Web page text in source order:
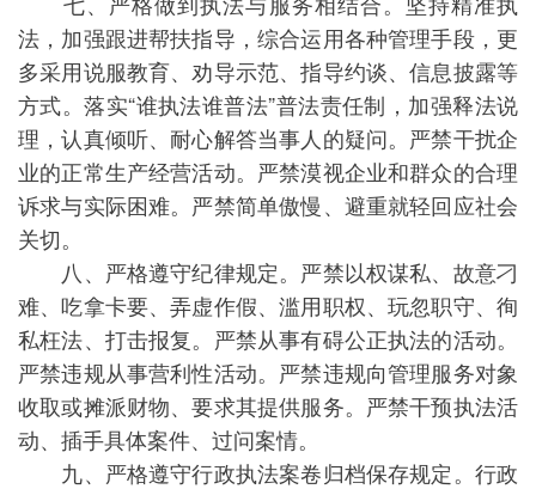
法，加强跟进帮扶指导，综合运用各种管理手段，更
多采用说服教育、劝导示范、指导约谈、信息披露等
方式。落实“谁执法谁普法”普法责任制，加强释法说
理，认真倾听、耐心解答当事人的疑问。严禁干扰企
业的正常生产经营活动。严禁漠视企业和群众的合理
诉求与实际困难。严禁简单傲慢、避重就轻回应社会
关切。
八、严格遵守纪律规定。严禁以权谋私、故意刁
难、吃拿卡要、弄虚作假、滥用职权、玩忽职守、徇
私枉法、打击报复。严禁从事有碍公正执法的活动。
严禁违规从事营利性活动。严禁违规向管理服务对象
收取或摊派财物、要求其提供服务。严禁干预执法活
动、插手具体案件、过问案情。
九、严格遵守行政执法案卷归档保存规定。行政